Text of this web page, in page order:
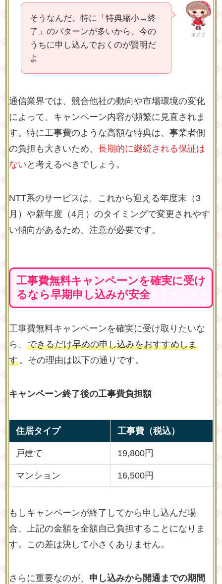
キノリ
そうなんだ。特に「特典縮小→終
了」のパターンが多いから、今の
うちに申し込んでおくのが賢明だ
よ
通信業界では、競合他社の動向や市場環境の変化
によって、キャンペーン内容が頻繁に見直されま
す。特に工事費のような高額な特典は、事業者側
の負担も大きいため、 長期的に継続される保証は
ない と考えるべきでしょう。
NTT系のサービスは、これから迎える年度末（3
月）や新年度（4月）のタイミングで変更されやす
い傾向があるため、注意が必要です。
工事費無料キャンペーンを確実に受け
るなら早期申し込みが安全
工事費無料キャンペーンを確実に受け取りたいな
ら、 できるだけ早めの申し込みをおすすめしま
す。その理由は以下の通りです。
キャンペーン終了後の工事費負担額
住居タイプ 工事費（税込）
戸建て 19,800円
マンション 16,500円
もしキャンペーンが終了してから申し込んだ場
合、上記の金額を全額自己負担することになりま
す。この差は決して小さくありません。
さらに重要なのが、 申し込みから開通までの期間